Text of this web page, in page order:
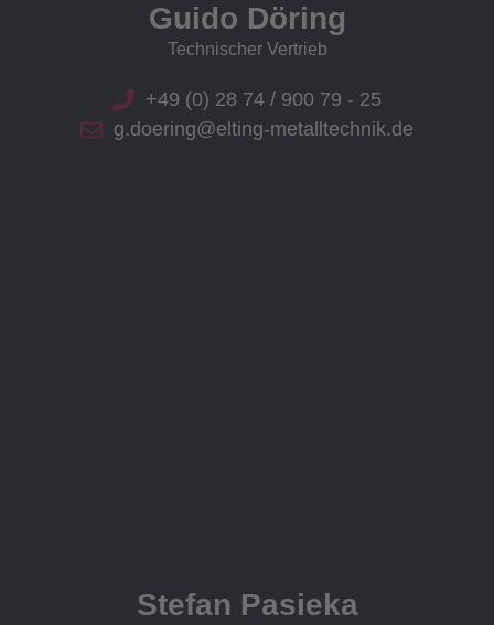
Guido Döring
Technischer Vertrieb
+49 (0) 28 74 / 900 79 - 25
g.doering@elting-metalltechnik.de
Stefan Pasieka